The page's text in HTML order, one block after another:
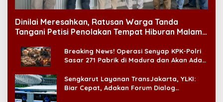
Dinilai Meresahkan, Ratusan Warga Tanda
Tangani Petisi Penolakan Tempat Hiburan Malam
Breaking News! Operasi Senyap KPK-Polri
Sasar 271 Pabrik di Madura dan Akan Ada
Sengkarut Layanan TransJakarta, YLKI:
Biar Cepat, Adakan Forum Dialog